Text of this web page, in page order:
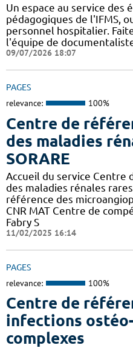
Un espace au service des
pédagogiques de l'IFMS,
personnel hospitalier.
l'équipe de
09/07/2026 18:07
PAGES
relevance: 100%
Centre de
des maladies
SORARE
Accueil du service
des maladies rénales
référence des
CNR MAT Centre de
Fabry S
11/02/2025 16:14
PAGES
relevance: 100%
Centre de
infections
complexes